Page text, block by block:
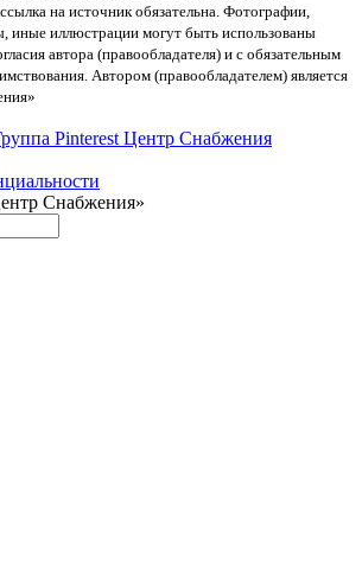
на источник обязательна. Фотографии,
иные иллюстрации могут быть использованы
автора (правообладателя) и с обязательным
Автором (правообладателем) является
Снабжения»